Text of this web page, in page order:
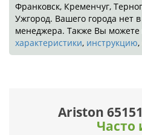
Франковск, Кременчуг,
Ужгород. Вашего города нет
менеджера. Также Вы можете
характеристики, инструкцию,
Ariston
Часто